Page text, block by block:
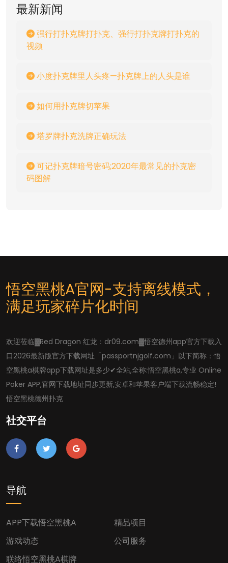
最新新闻
强行打扑克牌打扑克、强行打扑克牌打扑克的
视频
小度扑克牌里人头疼—扑克牌上的人头是谁
如何用扑克牌切苹果
塔罗牌扑克洗牌正确玩法
可记扑克牌暗号密码;2020年最常见的扑克密
码图解
悟空黑桃A官网-支持离线模式，
满足玩家碎片化时间
欢迎莅临▓Red Dragon 红龙：dr09.com▓悟空德州app官方下载入
口2026最新版官方下载网址「passportnjgolf.com」以下简称：悟
空黑桃a棋牌app下载网址是多少✔全站,全称:悟空黑桃a,专业 Online
Poker APP,官网下载地址同步更新,安卓和苹果客户端下载流畅稳定!
悟空黑桃德州扑克
社交平台
导航
APP下载悟空黑桃A
精品项目
游戏动态
公司服务
联络悟空黑桃a棋牌